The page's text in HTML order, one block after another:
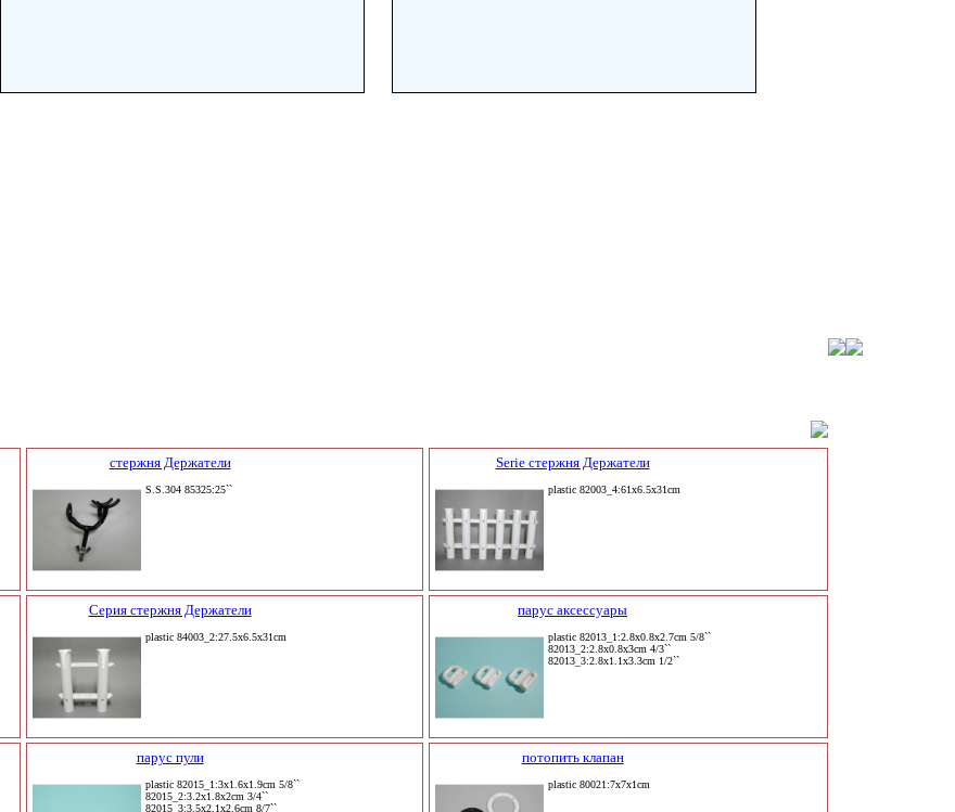
стержня Держатели
S.S.304 85325:25``
Serie стержня Держатели
plastic 82003_4:61x6.5x31cm
Серия стержня Держатели
plastic 84003_2:27.5x6.5x31cm
парус аксессуары
plastic 82013_1:2.8x0.8x2.7cm 5/8``
82013_2:2.8x0.8x3cm 4/3``
82013_3:2.8x1.1x3.3cm 1/2``
парус пули
plastic 82015_1:3x1.6x1.9cm 5/8``
82015_2:3.2x1.8x2cm 3/4``
82015_3:3.5x2.1x2.6cm 8/7``
потопить клапан
plastic 80021:7x7x1cm